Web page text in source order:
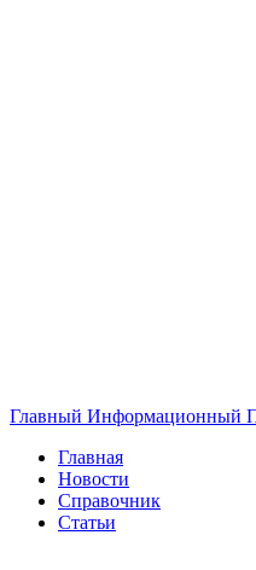
Главный Информационный
Главная
Новости
Справочник
Статьи